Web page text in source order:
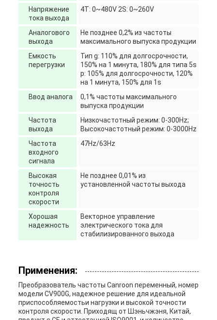
Напряжение
тока выхода
4T: 0~480V 2S: 0~260V
Аналогового
выхода
Не позднее 0,2% из частоты
максимального выпуска продукции
Емкость
перегрузки
Тип g: 110% для долгосрочности,
150% на 1 минута, 180% для типа 5s
p: 105% для долгосрочности, 120%
на 1 минута, 150% для 1s
Ввод аналога
0,1% частоты максимального
выпуска продукции
Частота
выхода
Низкочастотный режим: 0-300Hz;
Высокочастотный режим: 0-3000Hz
Частота
входного
сигнала
47Hz/63Hz
Высокая
точность
контроля
скорости
Не позднее 0,01% из
установленной частоты выхода
Хорошая
надежность
Векторное управление
электрического тока для
стабилизированного выхода
Применения:
Преобразователь частоты Canroon переменный, номер
модели CV900G, надежное решение для идеальной
приспособляемостьи нагрузки и высокой точности
контроля скорости. Приходящ от Шэньчжэня, Китай,